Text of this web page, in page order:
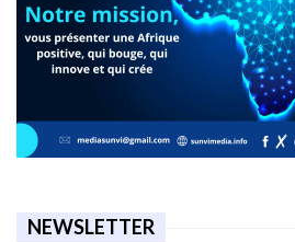
NEWSLETTER